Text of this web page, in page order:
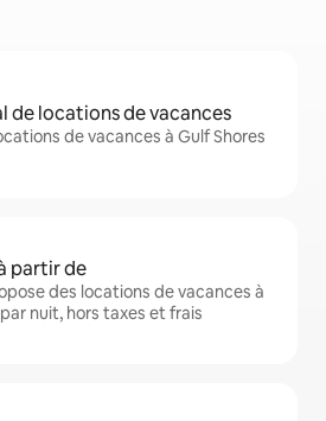
de locations de vacances
de vacances à Gulf Shores
partir de
des locations de vacances à
nuit, hors taxes et frais